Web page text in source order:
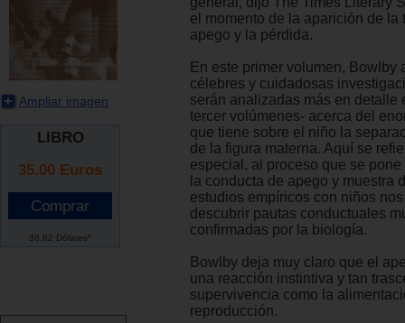
Ampliar imagen
LIBRO
35.00 Euros
38.82 Dólares*
el momento de la aparición de la
apego y la pérdida.
En este primer volumen, Bowlby
célebres y cuidadosas
serán analizadas más en detalle
tercer volúmenes- acerca del
que tiene sobre el niño la
de la figura materna. Aquí se
especial, al proceso que se
la conducta de apego y muestra
estudios empíricos con niños
descubrir pautas conductuales
confirmadas por la biología.
Bowlby deja muy claro que el
una reacción instintiva y tan
supervivencia como la
reproducción.